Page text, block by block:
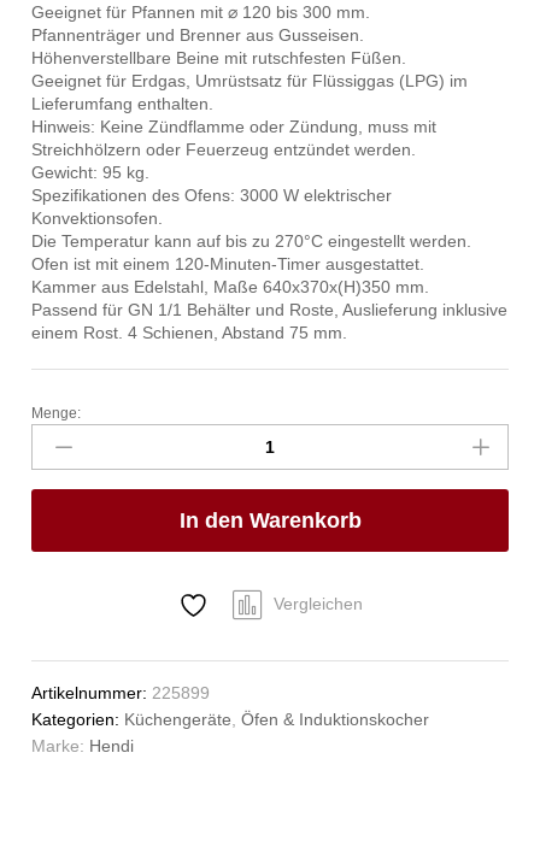
Geeignet für Pfannen mit ⌀ 120 bis 300 mm.
Pfannenträger und Brenner aus Gusseisen.
Höhenverstellbare Beine mit rutschfesten Füßen.
Geeignet für Erdgas, Umrüstsatz für Flüssiggas (LPG) im
Lieferumfang enthalten.
Hinweis: Keine Zündflamme oder Zündung, muss mit
Streichhölzern oder Feuerzeug entzündet werden.
Gewicht: 95 kg.
Spezifikationen des Ofens: 3000 W elektrischer
Konvektionsofen.
Die Temperatur kann auf bis zu 270°C eingestellt werden.
Ofen ist mit einem 120-Minuten-Timer ausgestattet.
Kammer aus Edelstahl, Maße 640x370x(H)350 mm.
Passend für GN 1/1 Behälter und Roste, Auslieferung inklusive
einem Rost. 4 Schienen, Abstand 75 mm.
Gasherd
Kitchen
Line
6-
mit
HENDI,
Kitchen
Line,
230V/3000W,
Menge:
In den Warenkorb
Vergleichen
Artikelnummer: 225899
Kategorien: Küchengeräte ,Öfen & Induktionskocher
Marke: Hendi